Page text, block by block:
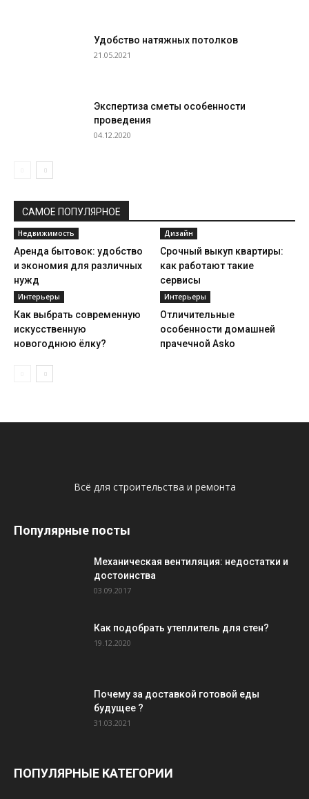
Удобство натяжных потолков
21.05.2021
Экспертиза сметы особенности
проведения
04.12.2020
САМОЕ ПОПУЛЯРНОЕ
Недвижимость
Аренда бытовок: удобство
и экономия для различных
нужд
Дизайн
Срочный выкуп квартиры:
как работают такие
сервисы
Интерьеры
Как выбрать современную
искусственную
новогоднюю ёлку?
Интерьеры
Отличительные
особенности домашней
прачечной Asko
Всё для строительства и ремонта
Популярные посты
Механическая вентиляция: недостатки и
достоинства
03.09.2017
Как подобрать утеплитель для стен?
19.12.2020
Почему за доставкой готовой еды
будущее ?
31.03.2021
ПОПУЛЯРНЫЕ КАТЕГОРИИ